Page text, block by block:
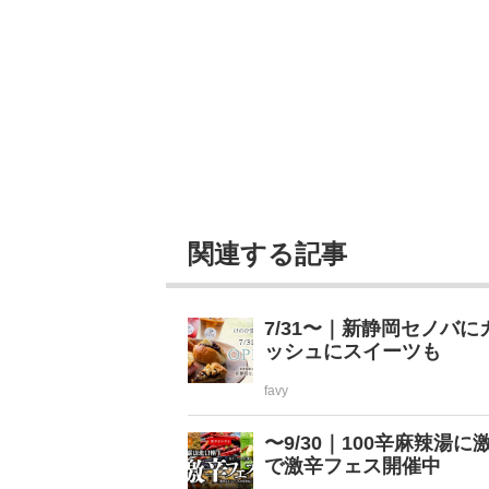
関連する記事
7/31〜｜新静岡セノバに
ッシュにスイーツも
favy
〜9/30｜100辛麻辣湯に
で激辛フェス開催中